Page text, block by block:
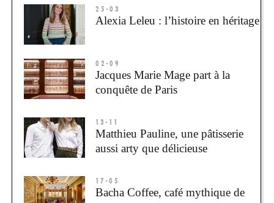
25-03
Alexia Leleu : l’histoire en héritage
02-09
Jacques Marie Mage part à la
conquête de Paris
13-11
Matthieu Pauline, une pâtisserie
aussi arty que délicieuse
17-05
Bacha Coffee, café mythique de